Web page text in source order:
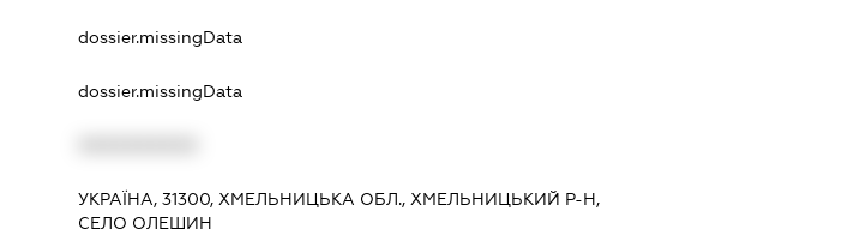
dossier.missingData
dossier.missingData
УКРАЇНА, 31300, ХМЕЛЬНИЦЬКА ОБЛ., ХМЕЛЬНИЦЬКИЙ Р-Н,
СЕЛО ОЛЕШИН